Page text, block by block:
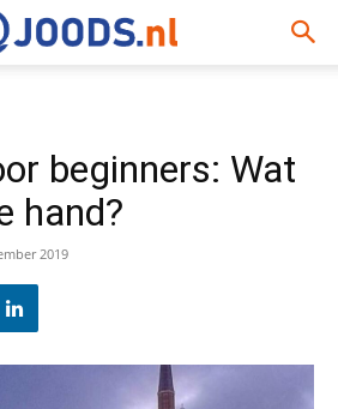
beginners: Wat
hand?
2019